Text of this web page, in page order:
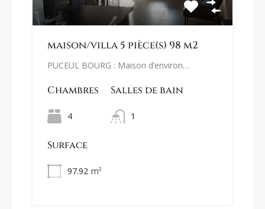
maison/villa 5 pièce(s) 98 m2
PUCEUL BOURG : Maison d’environ…
Chambres
4
Salles de bain
1
Surface
97.92 m²